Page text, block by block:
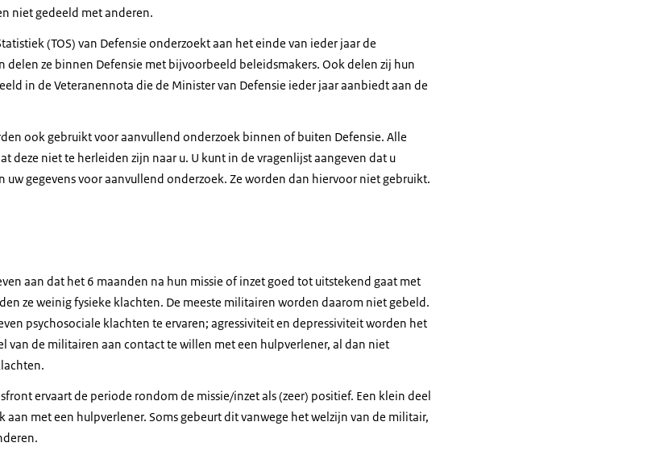
niet gedeeld met anderen.
(TOS) van Defensie onderzoekt aan het einde van ieder jaar de
delen ze binnen Defensie met bijvoorbeeld beleidsmakers. Ook delen zij hun
in de Veteranennota die de Minister van Defensie ieder jaar aanbiedt aan de
ook gebruikt voor aanvullend onderzoek binnen of buiten Defensie. Alle
deze niet te herleiden zijn naar u. U kunt in de vragenlijst aangeven dat u
uw gegevens voor aanvullend onderzoek. Ze worden dan hiervoor niet gebruikt.
aan dat het 6 maanden na hun missie of inzet goed tot uitstekend gaat met
ze weinig fysieke klachten. De meeste militairen worden daarom niet gebeld.
psychosociale klachten te ervaren; agressiviteit en depressiviteit worden het
van de militairen aan contact te willen met een hulpverlener, al dan niet
ervaart de periode rondom de missie/inzet als (zeer) positief. Een klein deel
aan met een hulpverlener. Soms gebeurt dit vanwege het welzijn van de militair,